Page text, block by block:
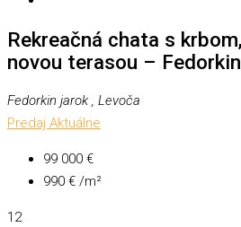
Rekreačná chata s
novou terasou –
Fedorkin jarok , Levoča
Predaj Aktuálne
99 000 €
990 € /m²
12